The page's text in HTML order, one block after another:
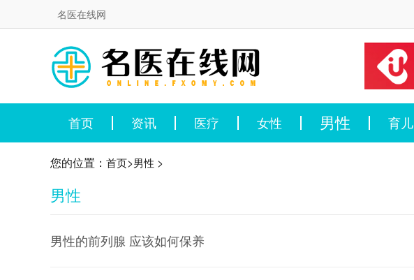
名医在线网
首页 资讯 医疗 女性 男性 育儿
您的位置： 首页>男性 >
男性
男性的前列腺 应该如何保养